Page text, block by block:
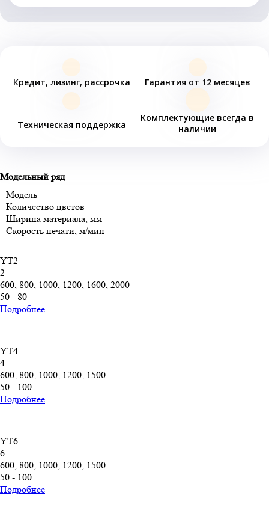
Кредит, лизинг, рассрочка Гарантия от 12 месяцев
Техническая поддержка
Комплектующие всегда в
наличии
Модельный ряд
Модель
Количество цветов
Ширина материала, мм
Скорость печати, м/мин
YT2
2
600, 800, 1000, 1200, 1600, 2000
50 - 80
Подробнее
YT4
4
600, 800, 1000, 1200, 1500
50 - 100
Подробнее
YT6
6
600, 800, 1000, 1200, 1500
50 - 100
Подробнее